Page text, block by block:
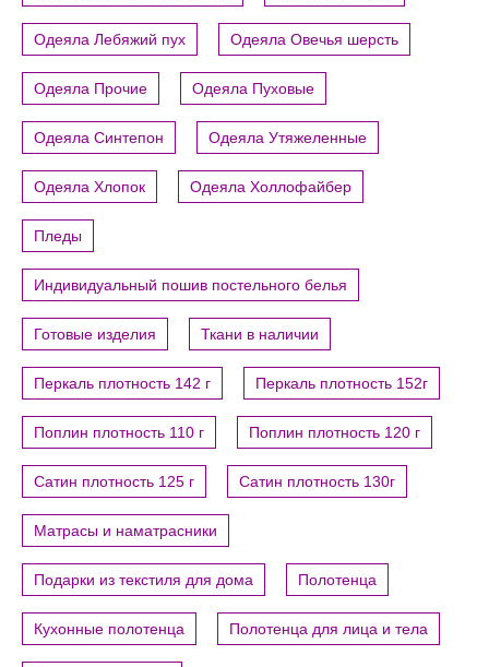
Одеяла Лебяжий пух Одеяла Овечья шерсть
Одеяла Прочие Одеяла Пуховые
Одеяла Синтепон Одеяла Утяжеленные
Одеяла Хлопок Одеяла Холлофайбер
Пледы
Индивидуальный пошив постельного белья
Готовые изделия Ткани в наличии
Перкаль плотность 142 г Перкаль плотность 152г
Поплин плотность 110 г Поплин плотность 120 г
Сатин плотность 125 г Сатин плотность 130г
Матрасы и наматрасники
Подарки из текстиля для дома Полотенца
Кухонные полотенца Полотенца для лица и тела